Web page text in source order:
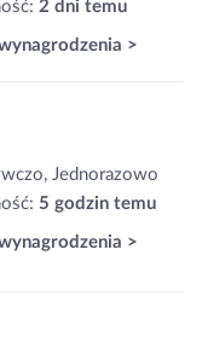
2 dni temu
>
Jednorazowo
5 godzin temu
>